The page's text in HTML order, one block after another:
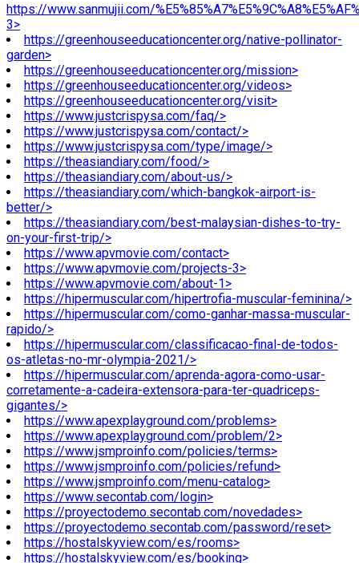
https://www.sanmujii.com/
3>
https://greenhouseeducationcenter.org/native-pollinator-
garden>
https://greenhouseeducationcenter.org/mission>
https://greenhouseeducationcenter.org/videos>
https://greenhouseeducationcenter.org/visit>
https://www.justcrispysa.com/faq/>
https://www.justcrispysa.com/contact/>
https://www.justcrispysa.com/type/image/>
https://theasiandiary.com/food/>
https://theasiandiary.com/about-us/>
https://theasiandiary.com/which-bangkok-airport-is-
better/>
https://theasiandiary.com/best-malaysian-dishes-to-try-
on-your-first-trip/>
https://www.apvmovie.com/contact>
https://www.apvmovie.com/projects-3>
https://www.apvmovie.com/about-1>
https://hipermuscular.com/hipertrofia-muscular-feminina/>
https://hipermuscular.com/como-ganhar-massa-muscular-
rapido/>
https://hipermuscular.com/classificacao-final-de-todos-
os-atletas-no-mr-olympia-2021/>
https://hipermuscular.com/aprenda-agora-como-usar-
corretamente-a-cadeira-extensora-para-ter-quadriceps-
gigantes/>
https://www.apexplayground.com/problems>
https://www.apexplayground.com/problem/2>
https://www.jsmproinfo.com/policies/terms>
https://www.jsmproinfo.com/policies/refund>
https://www.jsmproinfo.com/menu-catalog>
https://www.secontab.com/login>
https://proyectodemo.secontab.com/novedades>
https://proyectodemo.secontab.com/password/reset>
https://hostalskyview.com/es/rooms>
https://hostalskyview.com/es/booking>